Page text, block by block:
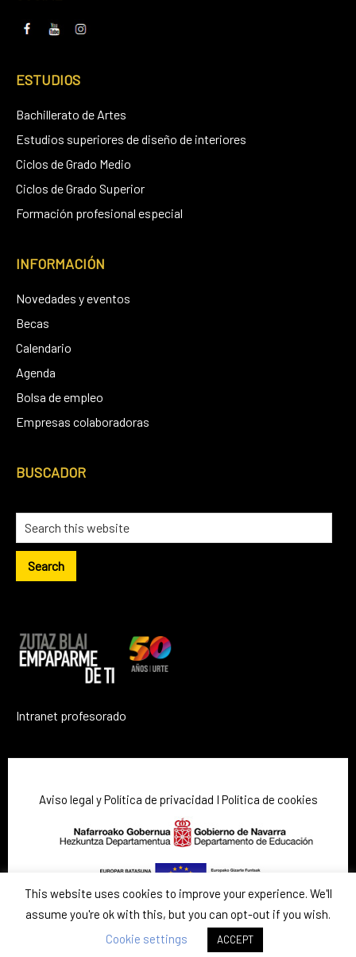
ESTUDIOS
Bachillerato de Artes
Estudios superiores de diseño de interiores
Ciclos de Grado Medio
Ciclos de Grado Superior
Formación profesional especial
INFORMACIÓN
Novedades y eventos
Becas
Calendario
Agenda
Bolsa de empleo
Empresas colaboradoras
BUSCADOR
Search
this
website
Intranet profesorado
Aviso legal y Política de privacidad I Política de cookies
This website uses cookies to improve your experience. We'll
assume you're ok with this, but you can opt-out if you wish.
Cookie settings
ACCEPT